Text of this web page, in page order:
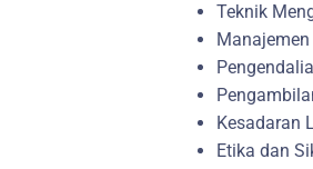
Teknik
Kesadaran
Etika dan